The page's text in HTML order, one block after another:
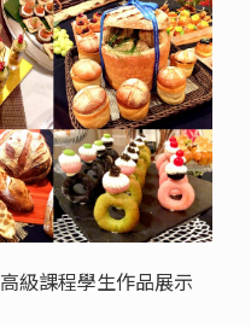
級課程學生作品展示